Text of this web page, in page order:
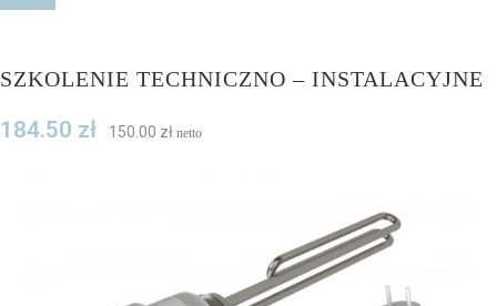
SZKOLENIE TECHNICZNO – INSTALACYJNE
184.50 zł 150.00 zł netto